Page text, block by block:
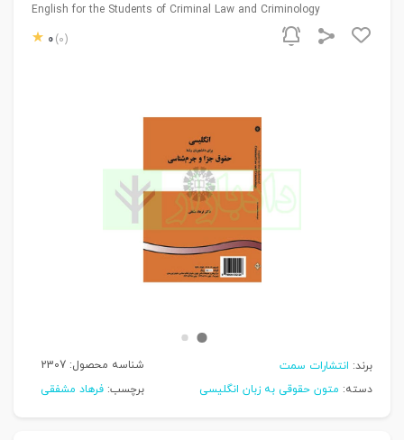
English for the Students of Criminal Law and Criminology
0 (0)
برند: انتشارات سمت شناسه محصول: 2307
دسته: متون حقوقی به زبان انگلیسی برچسب: فرهاد مشفقی